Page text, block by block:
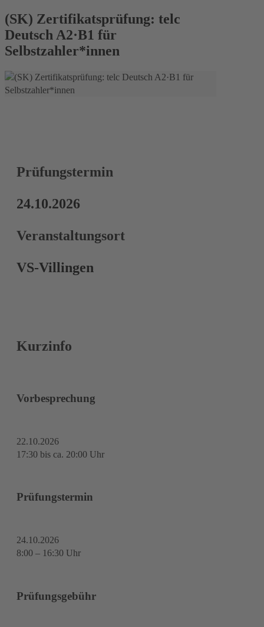
(SK) Zertifikatsprüfung: telc
Deutsch A2·B1 für
Selbstzahler*innen
Prüfungstermin
24.10.2026
Veranstaltungsort
VS-Villingen
Kurzinfo
Vorbesprechung
22.10.2026
17:30 bis ca. 20:00 Uhr
Prüfungstermin
24.10.2026
8:00 – 16:30 Uhr
Prüfungsgebühr